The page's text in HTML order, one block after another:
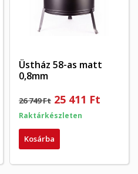
Üstház 58-as matt
0,8mm
26 749 Ft 25 411 Ft
Raktárkészleten
Kosárba